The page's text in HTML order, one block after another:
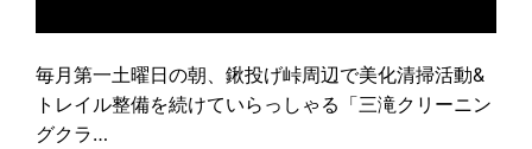
毎月第一土曜日の朝、鍬投げ峠周辺で美化清掃活動&
トレイル整備を続けていらっしゃる「三滝クリーニン
グクラ…